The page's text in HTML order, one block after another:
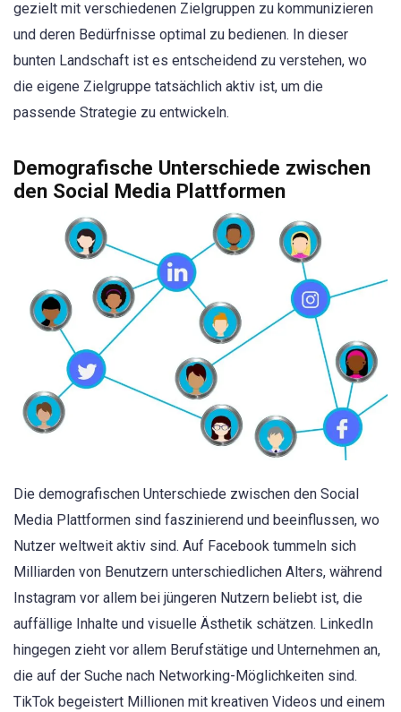
gezielt mit verschiedenen Zielgruppen zu kommunizieren
und deren Bedürfnisse optimal zu bedienen. In dieser
bunten Landschaft ist es entscheidend zu verstehen, wo
die eigene Zielgruppe tatsächlich aktiv ist, um die
passende Strategie zu entwickeln.
Demografische Unterschiede zwischen
den Social Media Plattformen
Die demografischen Unterschiede zwischen den Social
Media Plattformen sind faszinierend und beeinflussen, wo
Nutzer weltweit aktiv sind. Auf Facebook tummeln sich
Milliarden von Benutzern unterschiedlichen Alters, während
Instagram vor allem bei jüngeren Nutzern beliebt ist, die
auffällige Inhalte und visuelle Ästhetik schätzen. LinkedIn
hingegen zieht vor allem Berufstätige und Unternehmen an,
die auf der Suche nach Networking-Möglichkeiten sind.
TikTok begeistert Millionen mit kreativen Videos und einem